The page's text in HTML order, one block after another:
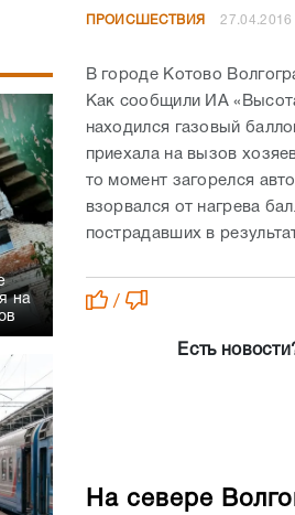
на
ПРОИСШЕСТВИЯ 27.04.2016
В городе Котово
Как сообщили ИА
находился газовый
приехала на вызов
то момент загорелся
взорвался от нагрева
пострадавших в
/
Есть
На севере